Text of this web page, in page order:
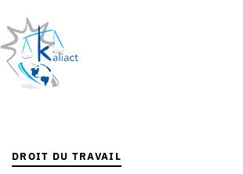
DROIT DU TRAVAIL